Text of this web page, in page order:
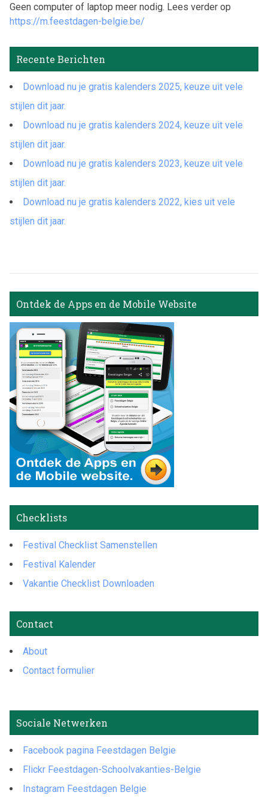
Geen computer of laptop meer nodig. Lees verder op
https://m.feestdagen-belgie.be/
Recente Berichten
Download nu je gratis kalenders 2025, keuze uit vele
stijlen dit jaar.
Download nu je gratis kalenders 2024, keuze uit vele
stijlen dit jaar.
Download nu je gratis kalenders 2023, keuze uit vele
stijlen dit jaar.
Download nu je gratis kalenders 2022, kies uit vele
stijlen dit jaar.
Ontdek de Apps en de Mobile Website
Checklists
Festival Checklist Samenstellen
Festival Kalender
Vakantie Checklist Downloaden
Contact
About
Contact formulier
Sociale Netwerken
Facebook pagina Feestdagen Belgie
Flickr Feestdagen-Schoolvakanties-Belgie
Instagram Feestdagen Belgie